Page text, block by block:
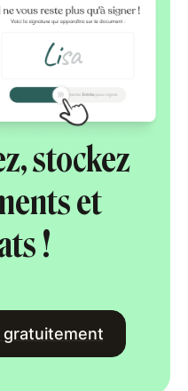
stockez
et
!
gratuitement